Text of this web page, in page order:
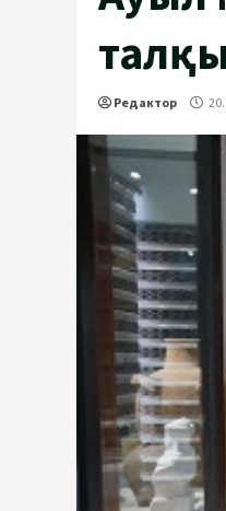
Редактор